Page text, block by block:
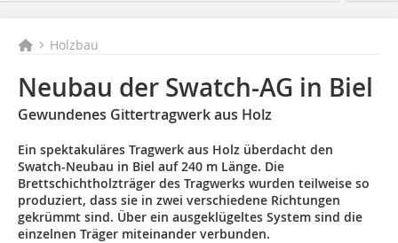
Holzbau
Neubau der Swatch-AG in Biel
Gewundenes Gittertragwerk aus Holz
Ein spektakuläres Tragwerk aus Holz überdacht den
Swatch-Neubau in Biel auf 240 m Länge. Die
Brettschichtholzträger des Tragwerks wurden teilweise so
produziert, dass sie in zwei verschiedene Richtungen
gekrümmt sind. Über ein ausgeklügeltes System sind die
einzelnen Träger miteinander verbunden.